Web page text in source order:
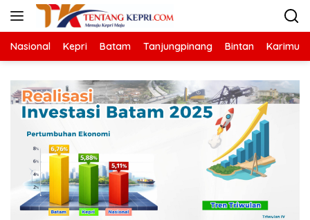
Langsung
Nasional Kepri Batam Tanjungpinang Bintan Karimun